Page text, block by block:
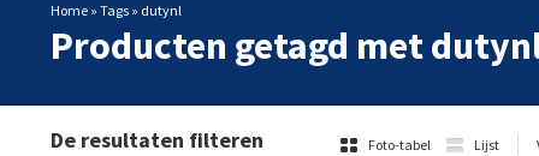
Home » Tags » dutynl
Producten getagd met
Foto-tabel Lijst
De resultaten filteren